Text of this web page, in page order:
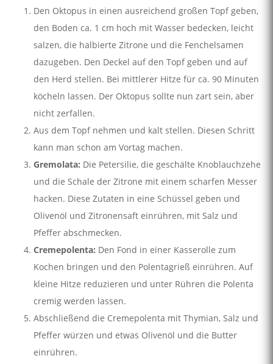
Den Oktopus in einen ausreichend großen Topf geben,
den Boden ca. 1 cm hoch mit Wasser bedecken, leicht
salzen, die halbierte Zitrone und die Fenchelsamen
dazugeben. Den Deckel auf den Topf geben und auf
den Herd stellen. Bei mittlerer Hitze für ca. 90 Minuten
köcheln lassen. Der Oktopus sollte nun zart sein, aber
nicht zerfallen.
Aus dem Topf nehmen und kalt stellen. Diesen Schritt
kann man schon am Vortag machen.
Gremolata: Die Petersilie, die geschälte Knoblauchzehe
und die Schale der Zitrone mit einem scharfen Messer
hacken. Diese Zutaten in eine Schüssel geben und
Olivenöl und Zitronensaft einrühren, mit Salz und
Pfeffer abschmecken.
Cremepolenta: Den Fond in einer Kasserolle zum
Kochen bringen und den Polentagrieß einrühren. Auf
kleine Hitze reduzieren und unter Rühren die Polenta
cremig werden lassen.
Abschließend die Cremepolenta mit Thymian, Salz und
Pfeffer würzen und etwas Olivenöl und die Butter
einrühren.